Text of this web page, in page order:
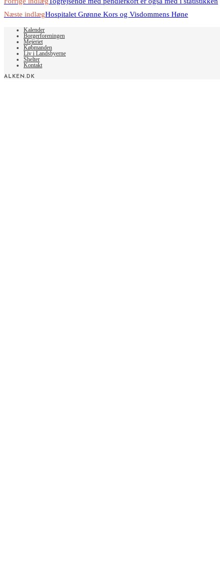
more
articles
Næste indlægHospitalet Grønne Kors og Visdommens Høne
Kalender
Borgerforeningen
Mejeriet
Købmanden
Liv i Landsbyerne
Shelter
Kontakt
ALKEN.DK